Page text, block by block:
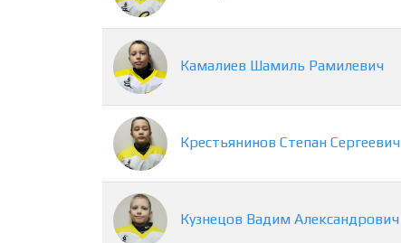
Камалиев Шамиль Рамилевич
Крестьянинов Степан Сергеевич
Кузнецов Вадим Александрович